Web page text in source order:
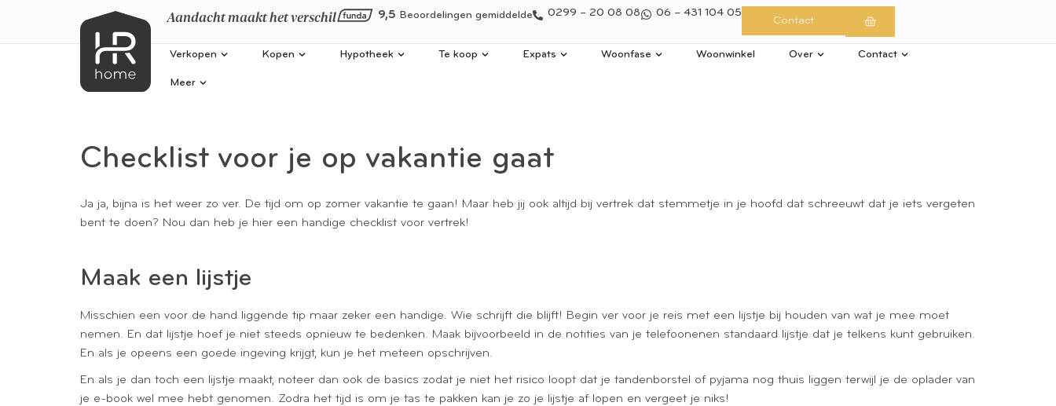
Aandacht maakt het verschil 9,5 Beoordelingen gemiddelde 0299 – 20 08 08 06 – 431 104 05
Contact
Verkopen Kopen Hypotheek Te koop Expats Woonfase Woonwinkel Over Contact
Meer
Checklist voor je op vakantie gaat
Ja ja, bijna is het weer zo ver. De tijd om op zomer vakantie te gaan! Maar heb jij ook altijd bij vertrek dat stemmetje in je hoofd dat schreeuwt dat je iets vergeten
bent te doen? Nou dan heb je hier een handige checklist voor vertrek!
Maak een lijstje
Misschien een voor de hand liggende tip maar zeker een handige. Wie schrijft die blijft! Begin ver voor je reis met een lijstje bij houden van wat je mee moet
nemen. En dat lijstje hoef je niet steeds opnieuw te bedenken. Maak bijvoorbeeld in de notities van je telefoonenen standaard lijstje dat je telkens kunt gebruiken.
En als je opeens een goede ingeving krijgt, kun je het meteen opschrijven.
En als je dan toch een lijstje maakt, noteer dan ook de basics zodat je niet het risico loopt dat je tandenborstel of pyjama nog thuis liggen terwijl je de oplader van
je e-book wel mee hebt genomen. Zodra het tijd is om je tas te pakken kan je zo je lijstje af lopen en vergeet je niks!